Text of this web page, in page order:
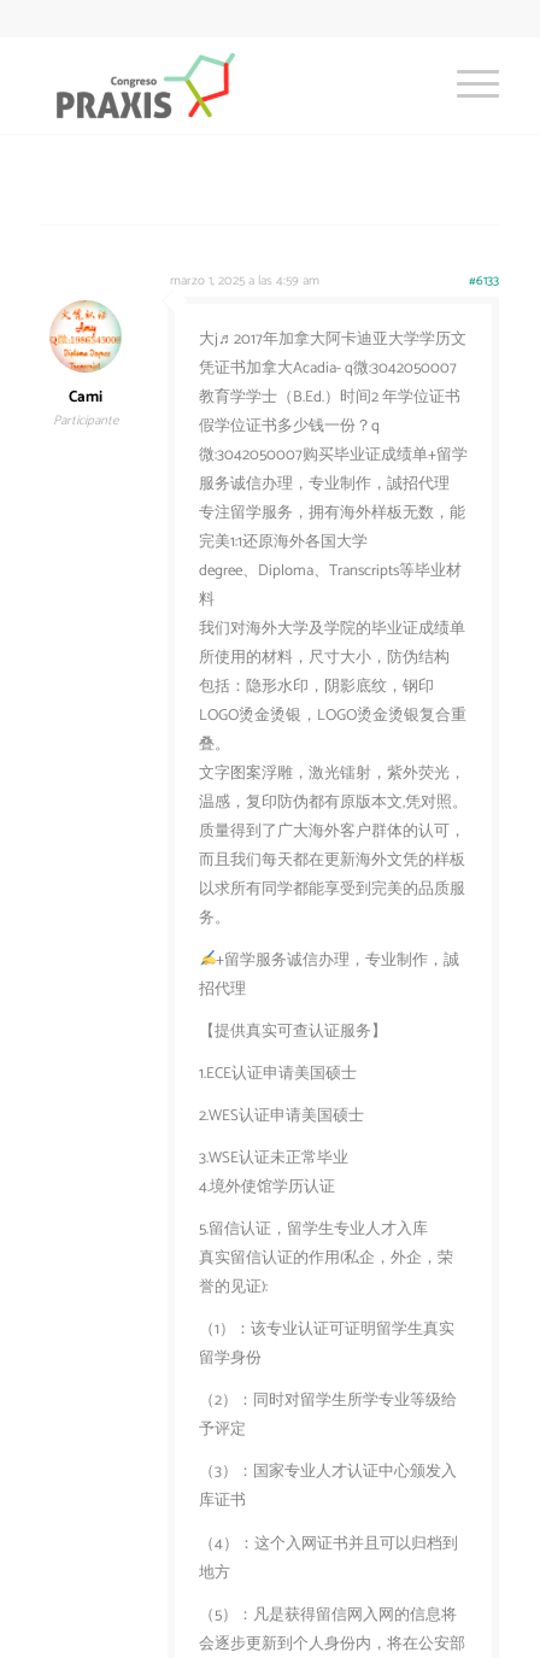
marzo 1, 2025 a las 4:59 am #6133
Cami
Participante
大j♬2017年加拿大阿卡迪亚大学学历文
凭证书加拿大Acadia- q微:3042050007
教育学学士（B.Ed.）时间2 年学位证书
假学位证书多少钱一份？q
微:3042050007购买毕业证成绩单+留学
服务诚信办理，专业制作，誠招代理
专注留学服务，拥有海外样板无数，能
完美1:1还原海外各国大学
degree、Diploma、Transcripts等毕业材
料
我们对海外大学及学院的毕业证成绩单
所使用的材料，尺寸大小，防伪结构
包括：隐形水印，阴影底纹，钢印
LOGO烫金烫银，LOGO烫金烫银复合重
叠。
文字图案浮雕，激光镭射，紫外荧光，
温感，复印防伪都有原版本文,凭对照。
质量得到了广大海外客户群体的认可，
而且我们每天都在更新海外文凭的样板
以求所有同学都能享受到完美的品质服
务。
+留学服务诚信办理，专业制作，誠
招代理
【提供真实可查认证服务】
1.ECE认证申请美国硕士
2.WES认证申请美国硕士
3.WSE认证未正常毕业
4.境外使馆学历认证
5.留信认证，留学生专业人才入库
真实留信认证的作用(私企，外企，荣
誉的见证):
（1）：该专业认证可证明留学生真实
留学身份
（2）：同时对留学生所学专业等级给
予评定
（3）：国家专业人才认证中心颁发入
库证书
（4）：这个入网证书并且可以归档到
地方
（5）：凡是获得留信网入网的信息将
会逐步更新到个人身份内，将在公安部